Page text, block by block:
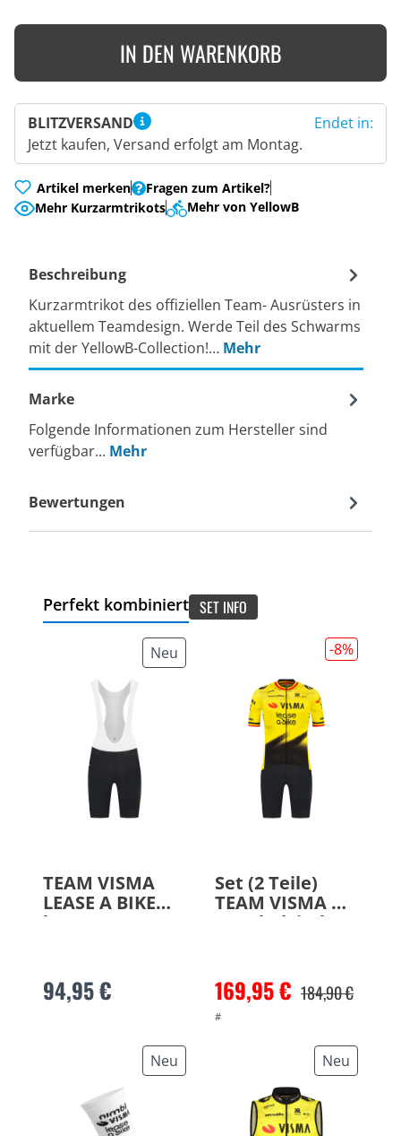
IN DEN WARENKORB
BLITZVERSAND
Jetzt kaufen, Versand erfolgt am Montag.
Endet in:
Artikel merken
Fragen zum Artikel?
Mehr Kurzarmtrikots
Mehr von YellowB
Perfekt kombiniert SET INFO
Neu
TEAM VISMA
LEASE A BIKE
kurze
94,95 €
-8%
Set (2 Teile)
TEAM VISMA A
BIKE belgischer
169,95 € 184,90 €
#
Neu Neu
Beschreibung
Kurzarmtrikot des offiziellen Team- Ausrüsters in
aktuellem Teamdesign. Werde Teil des Schwarms
mit der YellowB-Collection!… Mehr
Marke
Folgende Informationen zum Hersteller sind
verfügbar... Mehr
Bewertungen